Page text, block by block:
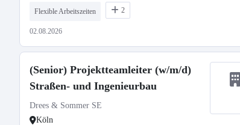
Flexible Arbeitszeiten 2
02.08.2026
(Senior) Projektteamleiter (w/m/d)
Straßen- und Ingenieurbau
Drees & Sommer SE
Köln